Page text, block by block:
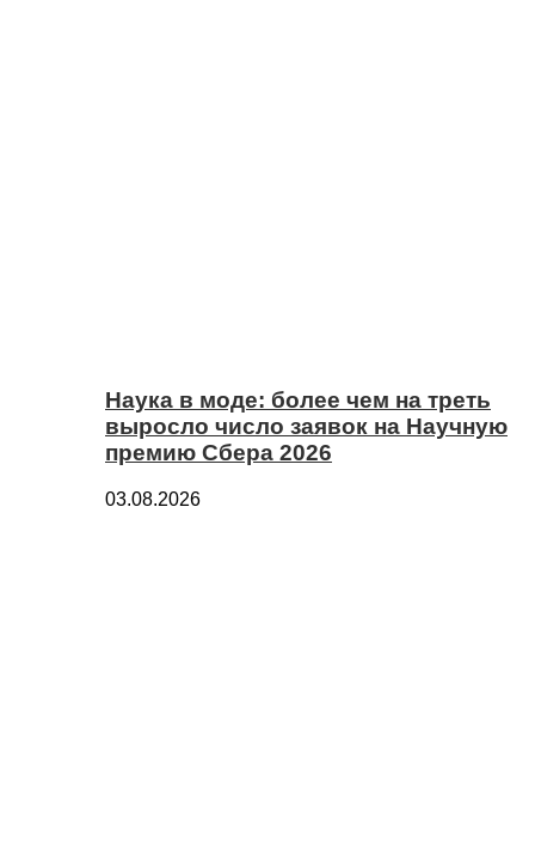
Наука в моде: более чем на треть
выросло число заявок на Научную
премию Сбера 2026
03.08.2026